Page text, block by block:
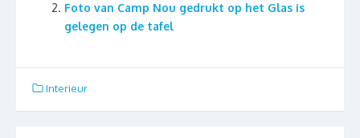
Foto van Camp Nou gedrukt op het Glas is
gelegen op de tafel
Interieur